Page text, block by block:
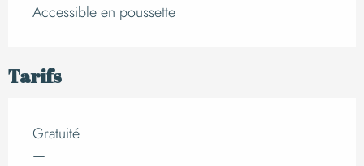
Accessible en poussette
Tarifs
Gratuité
—